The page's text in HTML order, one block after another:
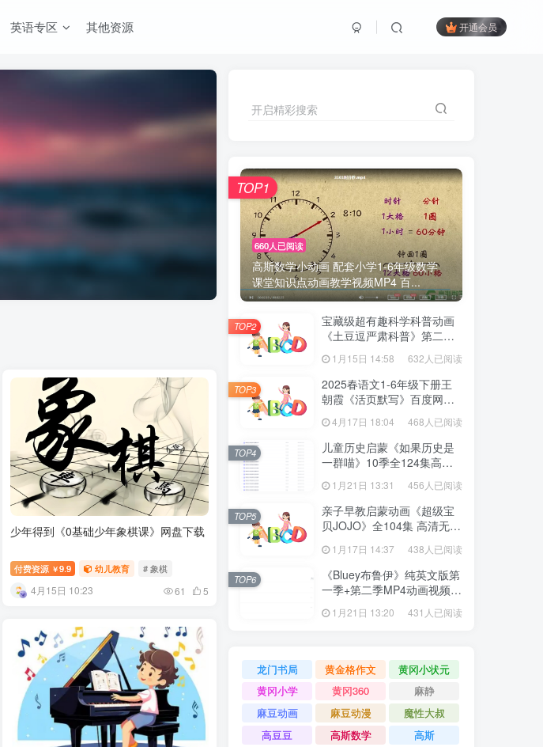
英语专区 其他资源 开通会员
少年得到《0基础少年象棋课》网盘下载
付费资源 ￥9.9 幼儿教育 # 象棋
4月15日 10:23 61 5
开启精彩搜索
660人已阅读
高斯数学小动画 配套小学1-6年级数学
课堂知识点动画教学视频MP4 百...
TOP1
宝藏级超有趣科学科普动画
《土豆逗严肃科普》第二季
百度网盘下载
1月15日 14:58 632人已阅读
TOP2
2025春语文1-6年级下册王
朝霞《活页默写》百度网盘
下载4月17日 18:04 468人已阅读
TOP3
儿童历史启蒙《如果历史是
一群喵》10季全124集高清
动画视频课程 百度网盘下载
1月21日 13:31 456人已阅读
TOP4
亲子早教启蒙动画《超级宝
贝JOJO》全104集 高清无水
1月17日 14:37 438人已阅读
TOP5
《Bluey布鲁伊》纯英文版第
一季+第二季MP4动画视频
1月21日 13:20 431人已阅读
TOP6
龙门书局 黄金格作文
黄冈小状元
黄冈小学
黄冈360
麻静
麻豆动画
麻豆动漫
魔性大叔
高豆豆
高斯数学
高斯